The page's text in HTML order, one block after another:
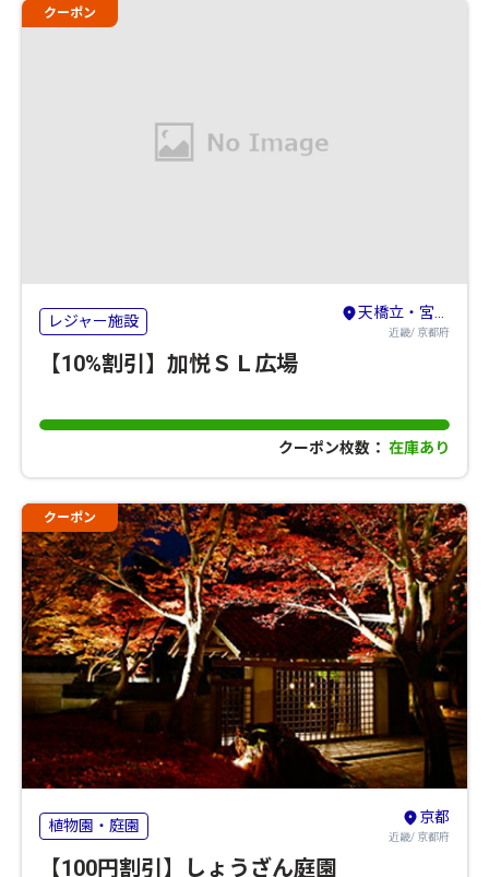
クーポン
レジャー施設 天橋立・宮津・舞鶴・丹後・久美浜
近畿/ 京都府
【10%割引】加悦ＳＬ広場
クーポン枚数： 在庫あり
クーポン
植物園・庭園 京都
近畿/ 京都府
【100円割引】しょうざん庭園